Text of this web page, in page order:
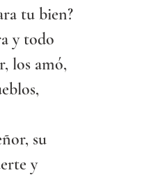
tu bien?
y todo
los amó,
su
y